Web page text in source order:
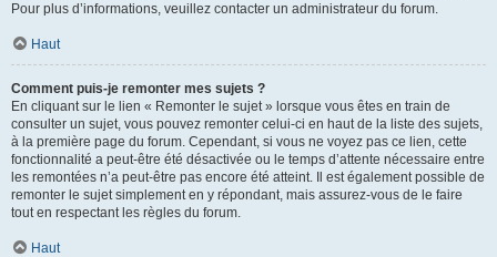
Pour plus d’informations, veuillez contacter un administrateur du forum.
Haut
Comment puis-je remonter mes sujets ?
En cliquant sur le lien « Remonter le sujet » lorsque vous êtes en train de
consulter un sujet, vous pouvez remonter celui-ci en haut de la liste des sujets,
à la première page du forum. Cependant, si vous ne voyez pas ce lien, cette
fonctionnalité a peut-être été désactivée ou le temps d’attente nécessaire entre
les remontées n’a peut-être pas encore été atteint. Il est également possible de
remonter le sujet simplement en y répondant, mais assurez-vous de le faire
tout en respectant les règles du forum.
Haut